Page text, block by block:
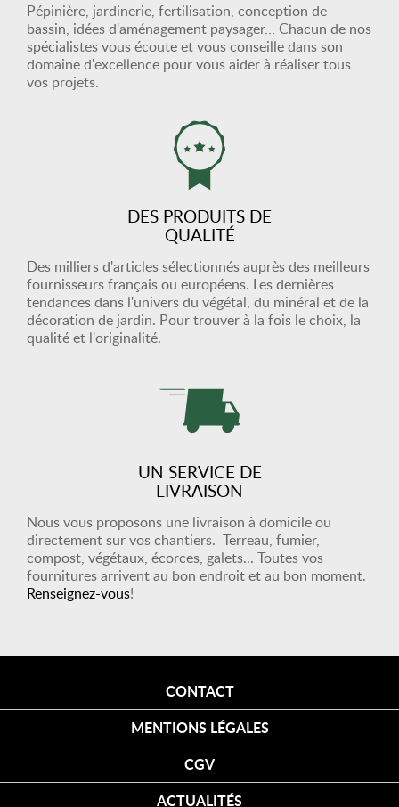
Pépinière, jardinerie, fertilisation, conception de
bassin, idées d'aménagement paysager… Chacun de nos
spécialistes vous écoute et vous conseille dans son
domaine d'excellence pour vous aider à réaliser tous
vos projets.
DES PRODUITS DE
QUALITÉ
Des milliers d'articles sélectionnés auprès des meilleurs
fournisseurs français ou européens. Les dernières
tendances dans l'univers du végétal, du minéral et de la
décoration de jardin. Pour trouver à la fois le choix, la
qualité et l'originalité.
UN SERVICE DE
LIVRAISON
Nous vous proposons une livraison à domicile ou
directement sur vos chantiers. Terreau, fumier,
compost, végétaux, écorces, galets... Toutes vos
fournitures arrivent au bon endroit et au bon moment.
Renseignez-vous!
CONTACT
MENTIONS LÉGALES
CGV
ACTUALITÉS